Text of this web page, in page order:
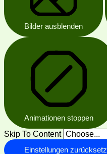
Bilder ausblenden
Animationen stoppen
Skip To Content
Einstellungen